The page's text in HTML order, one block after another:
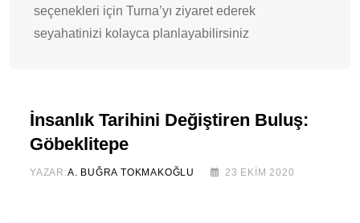
seçenekleri için Turna’yı ziyaret ederek
seyahatinizi kolayca planlayabilirsiniz
İnsanlık Tarihini Değiştiren Buluş:
Göbeklitepe
YAZAR:A. BUĞRA TOKMAKOĞLU 23 EKIM 2020